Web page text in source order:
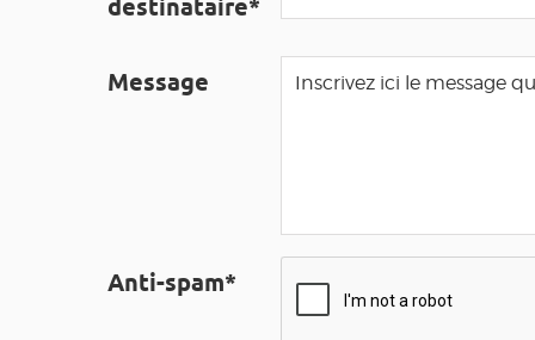
destinataire*
Message
Anti-spam*